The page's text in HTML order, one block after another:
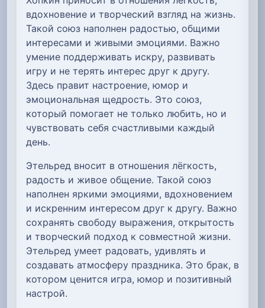
вдохновение и творческий взгляд на жизнь.
Такой союз наполнен радостью, общими
интересами и живыми эмоциями. Важно
умение поддерживать искру, развивать
игру и не терять интерес друг к другу.
Здесь правит настроение, юмор и
эмоциональная щедрость. Это союз,
который помогает не только любить, но и
чувствовать себя счастливыми каждый
день.
Этельред вносит в отношения лёгкость,
радость и живое общение. Такой союз
наполнен яркими эмоциями, вдохновением
и искренним интересом друг к другу. Важно
сохранять свободу выражения, открытость
и творческий подход к совместной жизни.
Этельред умеет радовать, удивлять и
создавать атмосферу праздника. Это брак, в
котором ценится игра, юмор и позитивный
настрой.